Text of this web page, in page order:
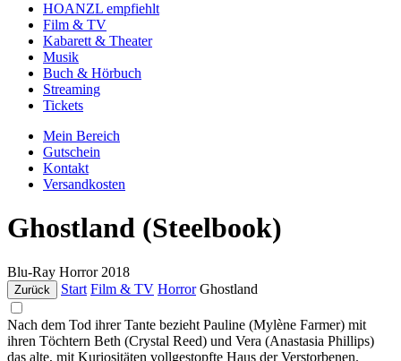
HOANZL empfiehlt
Film & TV
Kabarett & Theater
Musik
Buch & Hörbuch
Streaming
Tickets
Mein Bereich
Gutschein
Kontakt
Versandkosten
Ghostland (Steelbook)
Blu-Ray Horror 2018
Zurück Start Film & TV Horror Ghostland
Nach dem Tod ihrer Tante bezieht Pauline (Mylène Farmer) mit
ihren Töchtern Beth (Crystal Reed) und Vera (Anastasia Phillips)
das alte, mit Kuriositäten vollgestopfte Haus der Verstorbenen.